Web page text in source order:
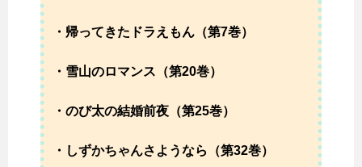
・帰ってきたドラえもん（第7巻）
・雪山のロマンス（第20巻）
・のび太の結婚前夜（第25巻）
・しずかちゃんさようなら（第32巻）